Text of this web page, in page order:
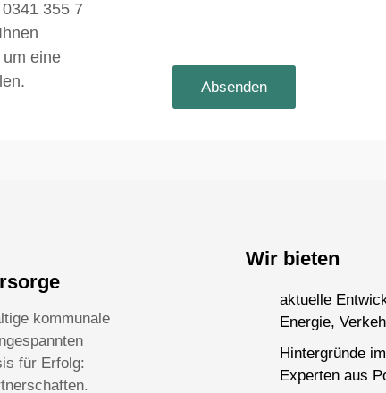
355 7
eine
kommunale
für Erfolg:
Wir bieten
aktuelle
Energie,
Hintergründe
Experten aus